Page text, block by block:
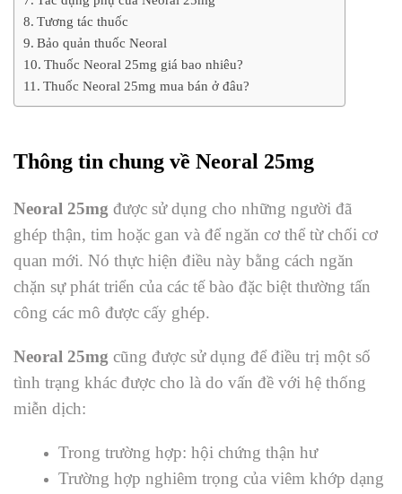
Tương tác thuốc
Bảo quản thuốc Neoral
Thuốc Neoral 25mg giá bao nhiêu?
Thuốc Neoral 25mg mua bán ở đâu?
Thông tin chung về Neoral 25mg
Neoral 25mg được sử dụng cho những người đã
ghép thận, tim hoặc gan và để ngăn cơ thể từ chối cơ
quan mới. Nó thực hiện điều này bằng cách ngăn
chặn sự phát triển của các tế bào đặc biệt thường tấn
công các mô được cấy ghép.
Neoral 25mg cũng được sử dụng để điều trị một số
tình trạng khác được cho là do vấn đề với hệ thống
miễn dịch:
Trong trường hợp: hội chứng thận hư
Trường hợp nghiêm trọng của viêm khớp dạng